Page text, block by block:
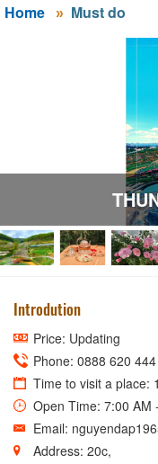
Home Must do
Introdution
Price: Updating
Phone: 0888 620 444
Time to visit a place:
Open Time: 7:00 AM -
Email:
Address: 20c,